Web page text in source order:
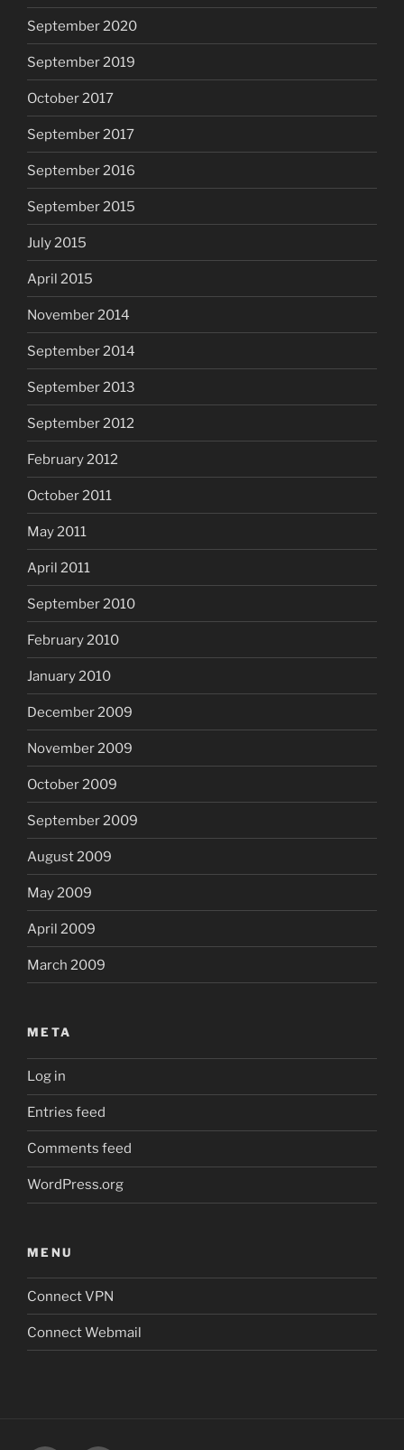
September 2020
September 2019
October 2017
September 2017
September 2016
September 2015
July 2015
April 2015
November 2014
September 2014
September 2013
September 2012
February 2012
October 2011
May 2011
April 2011
September 2010
February 2010
January 2010
December 2009
November 2009
October 2009
September 2009
August 2009
May 2009
April 2009
March 2009
META
Log in
Entries feed
Comments feed
WordPress.org
MENU
Connect VPN
Connect Webmail